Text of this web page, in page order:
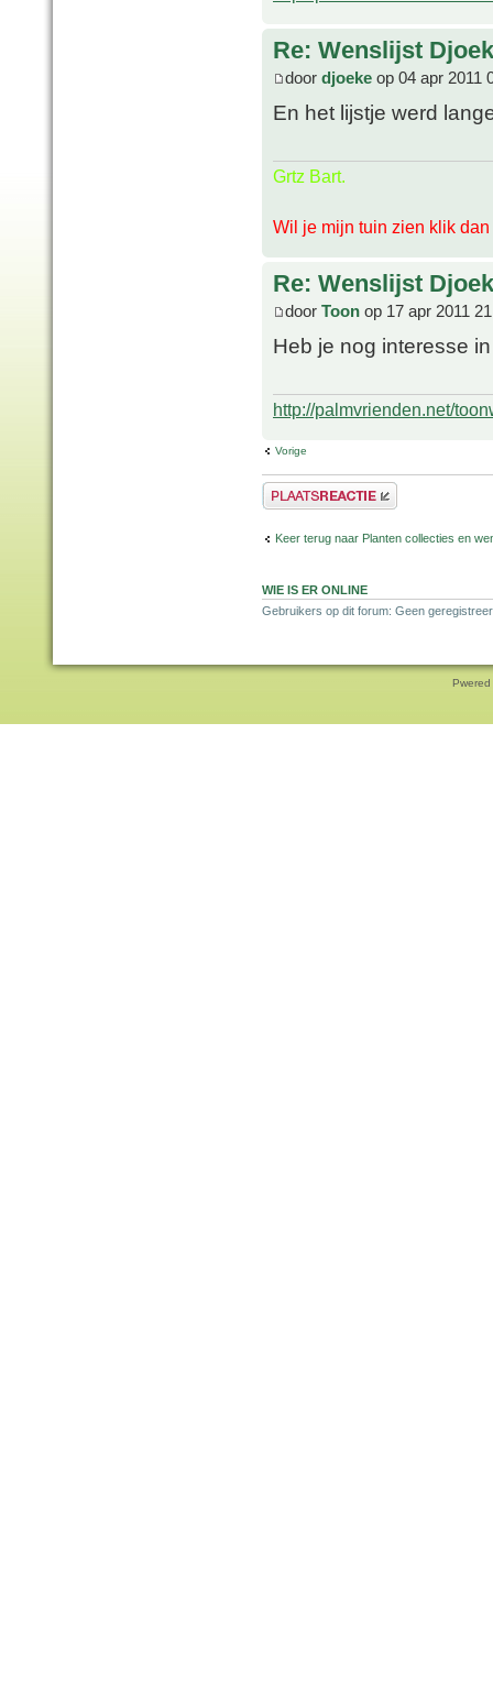
Re: Wenslijst
door djoeke op 04 apr 2011
En het lijstje werd
Grtz Bart.
Wil je mijn tuin zien klik dan
Re: Wenslijst
door Toon op 17 apr 2011
Heb je nog interesse
http://palmvrienden.net/
Vorige
Plaats een reactie
Keer terug naar Planten collecties en
WIE IS ER ONLINE
Gebruikers op dit forum: Geen